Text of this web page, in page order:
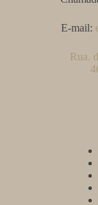
E-mail:
Rua.